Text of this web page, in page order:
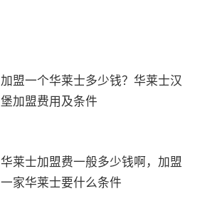
加盟一个华莱士多少钱？华莱士汉
堡加盟费用及条件
华莱士加盟费一般多少钱啊，加盟
一家华莱士要什么条件